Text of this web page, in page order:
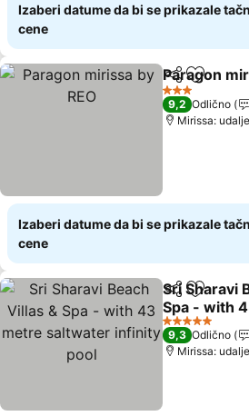
Izaberi datume da bi se prikazale
cene
Deli Dodati
Paragon
3 Zvezdice
9,2 Odlično
Mirissa:
Izaberi datume da bi se prikazale
cene
Deli Dodati
Sri Sharavi
Spa - with
saltwater
5 Zvezdice
9,3 Odlično
Mirissa: